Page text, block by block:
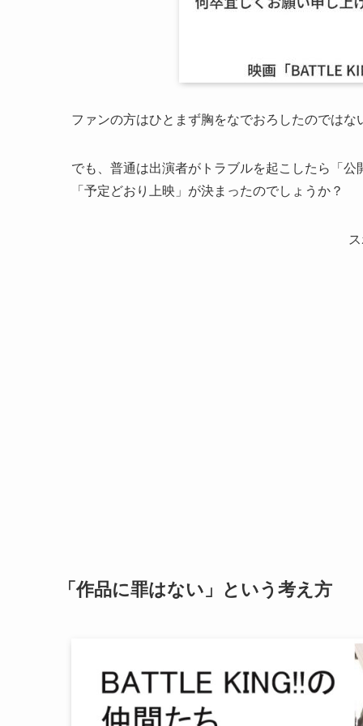
ファンの方はひとまず胸をなでおろしたのではな
でも、普通は出演者がトラブルを起こしたら「
「予定どおり上映」が決まったのでしょうか？
「作品に罪はない」という考え方